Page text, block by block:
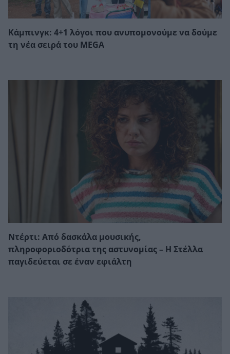
Κάμπινγκ: 4+1 λόγοι που ανυπομονούμε να δούμε
τη νέα σειρά του MEGA
Ντέρτι: Από δασκάλα μουσικής,
πληροφοριοδότρια της αστυνομίας – Η Στέλλα
παγιδεύεται σε έναν εφιάλτη